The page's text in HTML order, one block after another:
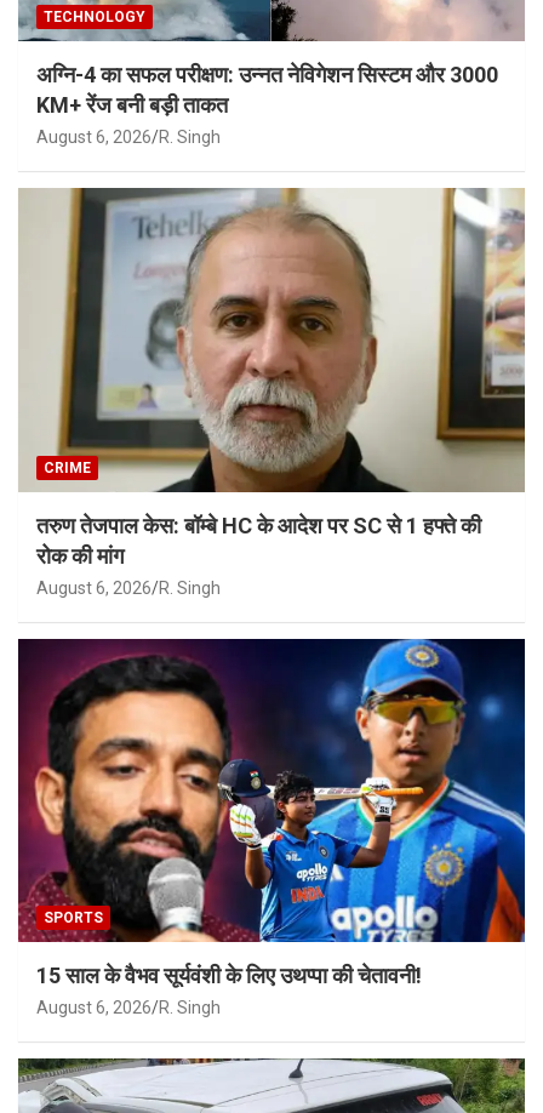
TECHNOLOGY
अग्नि-4 का सफल परीक्षण: उन्नत नेविगेशन सिस्टम और 3000
KM+ रेंज बनी बड़ी ताकत
August 6, 2026 R. Singh
CRIME
तरुण तेजपाल केस: बॉम्बे HC के आदेश पर SC से 1 हफ्ते की
रोक की मांग
August 6, 2026 R. Singh
SPORTS
15 साल के वैभव सूर्यवंशी के लिए उथप्पा की चेतावनी!
August 6, 2026 R. Singh